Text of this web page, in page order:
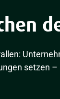
setzen –